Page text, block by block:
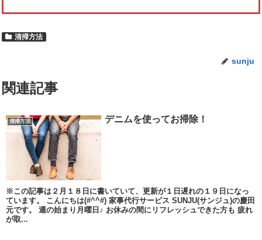
清掃方法
sunju
関連記事
清掃方法 デニムを使ってお掃除！
※この記事は２月１８日に書いていて、更新が１日遅れの１９日になっ
ています。 こんにちは(#^^#) 家事代行サービス SUNJU(サンジュ)の慶田
元です。 週の始まり月曜日♪ お休みの間にリフレッシュできた方も 疲れ
が取...